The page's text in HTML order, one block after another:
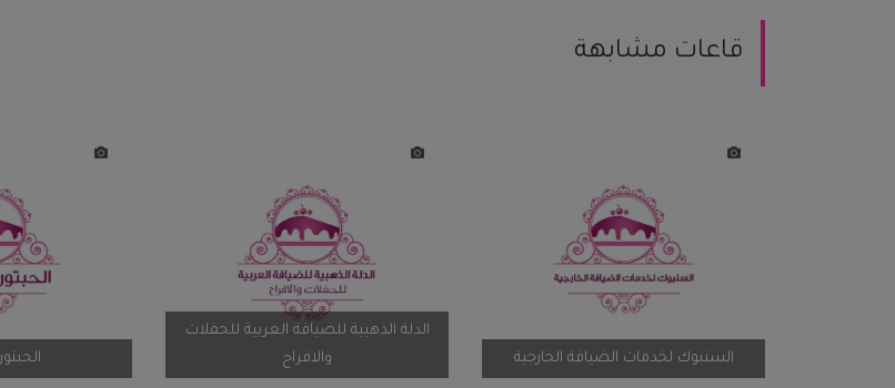
قاعات مشابهة
الدلة الذهبية للضيافة العربية للحفلات
السنبوك لخدمات الضيافة الخارجية الشركة العربية للضيافة